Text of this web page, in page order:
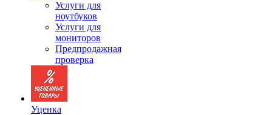
Услуги для
ноутбуков
Услуги для
мониторов
Предпродажная
проверка
Уценка